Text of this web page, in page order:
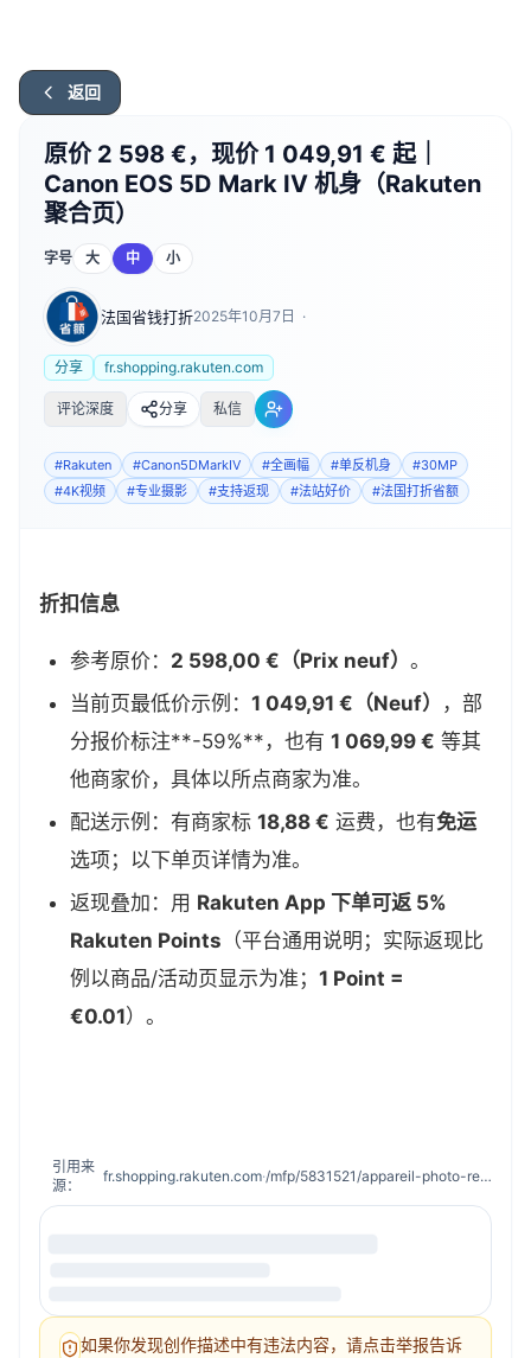
返回
原价 2 598 €，现价 1 049,91 € 起｜
Canon EOS 5D Mark IV 机身（Rakuten
聚合页）
字号 大 中 小
法国省钱打折2025年10月7日 ·
分享 fr.shopping.rakuten.com
评论深度 分享 私信
#Rakuten #Canon5DMarkIV #全画幅 #单反机身 #30MP
#4K视频 #专业摄影 #支持返现 #法站好价 #法国打折省额
折扣信息
参考原价： 2 598,00 €（Prix neuf） 。
当前页最低价示例： 1 049,91 €（Neuf）
，部
分报价标注**-59%**，也有 1 069,99 € 等其
他商家价，具体以所点商家为准。
配送示例：有商家标 18,88 € 运费，也有免运
选项；以下单页详情为准。
返现叠加：用 Rakuten App 下单可返 5%
Rakuten Points （平台通用说明；实际返现比
例以商品/活动页显示为准； 1 Point =
€0.01）。
引用来
源：
fr.shopping.rakuten.com· /mfp/5831521/appareil-photo-reflex-numerique-canon-eos-5d-mark-iv?pid=1546383708#xtatc=PUB-[PMC]-[E]-[Hifi]-[carrousel]-[meilleures-ventes]-[1546383708]-[]
如果你发现创作描述中有违法内容，请点击举报告诉